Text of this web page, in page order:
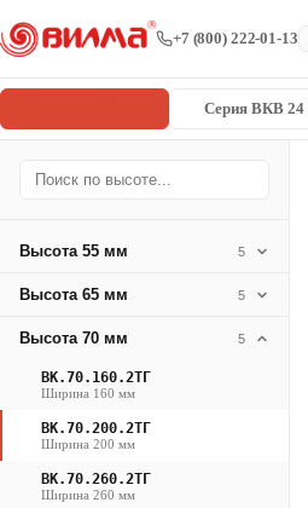
+7 (800) 222-01-13
Серия ВКВ 24
Высота 55 мм 5
Высота 65 мм 5
Высота 70 мм 5
ВК.70.160.2ТГ
Ширина 160 мм
ВК.70.200.2ТГ
Ширина 200 мм
ВК.70.260.2ТГ
Ширина 260 мм